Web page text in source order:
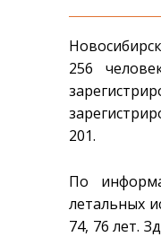
256
201.
По
летальных
74, 76 лет.